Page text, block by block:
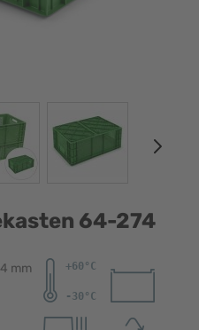
larger image
64-274
mm